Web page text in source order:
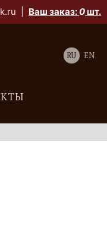
Ваш заказ:0шт.
RU EN